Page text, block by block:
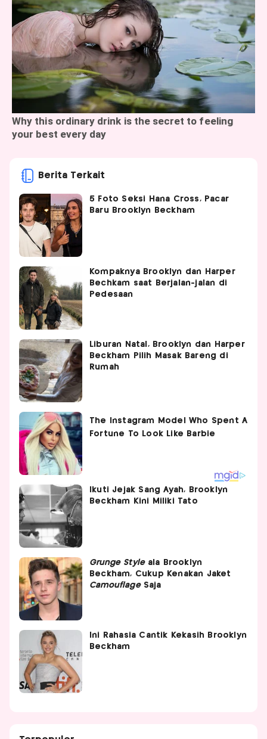
Berita Terkait
5 Foto Seksi Hana Cross, Pacar
Baru Brooklyn Beckham
Kompaknya Brooklyn dan Harper
Bechkam saat Berjalan-jalan di
Pedesaan
Liburan Natal, Brooklyn dan Harper
Beckham Pilih Masak Bareng di
Rumah
Ikuti Jejak Sang Ayah, Brooklyn
Beckham Kini Miliki Tato
Grunge Styleala Brooklyn
Beckham, Cukup Kenakan Jaket
CamouflageSaja
Ini Rahasia Cantik Kekasih Brooklyn
Beckham